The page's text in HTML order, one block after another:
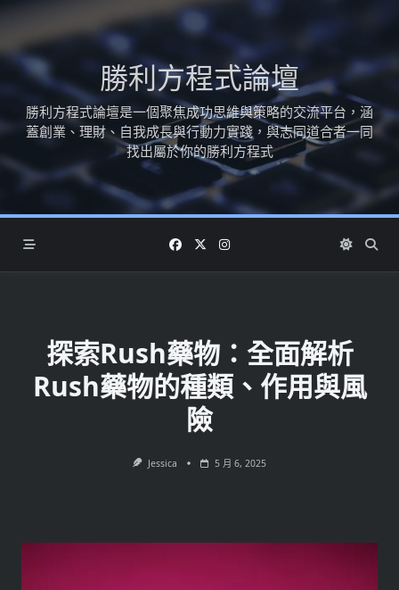
Skip
content
勝利方程式論壇
勝利方程式論壇是一個聚焦成功思維與策略的交流平台，涵
蓋創業、理財、自我成長與行動力實踐，與志同道合者一同
找出屬於你的勝利方程式
探索Rush藥物：全面解析
Rush藥物的種類、作用與風
險
Jessica 5 月 6, 2025